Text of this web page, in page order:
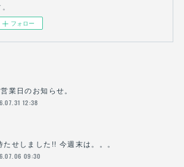
フォロー
業日のお知らせ。
12:38
たせしました!! 今週末は。。。
09:30